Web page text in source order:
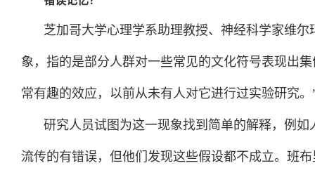
芝加哥大学心理学系助理教授、神经科学家维
象，指的是部分人群对一些常见的文化符号表现出
常有趣的效应，以前从未有人对它进行过实验研究。
研究人员试图为这一现象找到简单的解释，例
流传的有错误，但他们发现这些假设都不成立。班